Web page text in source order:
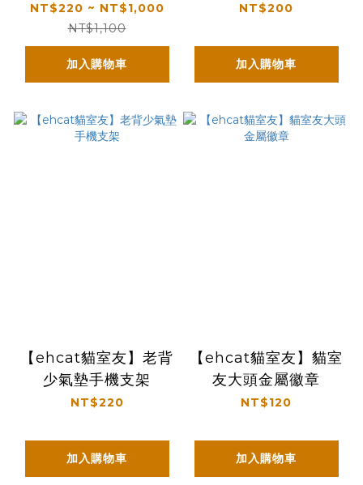
NT$220 ~ NT$1,000
NT$1,100
加入購物車
NT$200
加入購物車
【ehcat貓室友】老背
少氣墊手機支架
NT$220
加入購物車
【ehcat貓室友】貓室
友大頭金屬徽章
NT$120
加入購物車